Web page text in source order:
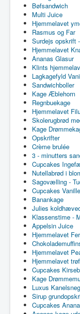
Bøfsandwich
Multi Juice
Hjemmelavet
Rasmus og Far
Surdejs opskrift
Hjemmelavet
Ananas Glasur
Klints
Lagkagefyld
Sandwichboller
Kage Æblehorn
Regnbuekage
Hjemmelavet
Skolerugbrød
Kage
Opskrifter
Crème brulée
3 - minutters
Cupcakes
Nutellabrød i
Sagovælling -
Cupcakes Vanille
Banankage
Julies
Klassenstime -
Appelsin Juice
Hjemmelavet
Hjemmelavet
Hjemmelavet
Cupcakes
Kage
Luxus
Sirup
Cupcakes